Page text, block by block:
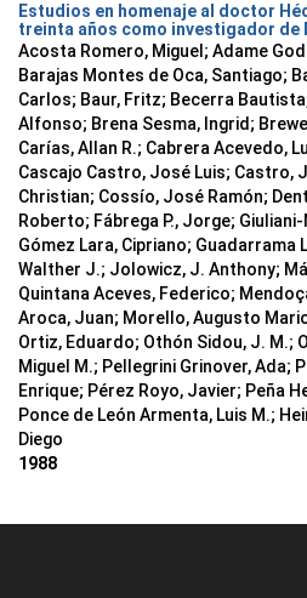
Estudios en homenaje al doctor
treinta años como investigador de
Acosta Romero, Miguel; Adame
Barajas Montes de Oca, Santiago;
Carlos; Baur, Fritz; Becerra
Alfonso; Brena Sesma, Ingrid;
Carías, Allan R.; Cabrera Acevedo,
Cascajo Castro, José Luis; Castro,
Christian; Cossío, José Ramón;
Roberto; Fábrega P., Jorge;
Gómez Lara, Cipriano; Guadarrama
Walther J.; Jolowicz, J. Anthony;
Quintana Aceves, Federico;
Aroca, Juan; Morello, Augusto
Ortiz, Eduardo; Othón Sidou, J. M.;
Miguel M.; Pellegrini Grinover, Ada;
Enrique; Pérez Royo, Javier; Peña
Ponce de León Armenta, Luis M.;
Diego
1988